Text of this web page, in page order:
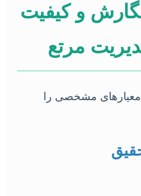
نگارش و کیفیت
مرتع
معیارهای مشخصی را